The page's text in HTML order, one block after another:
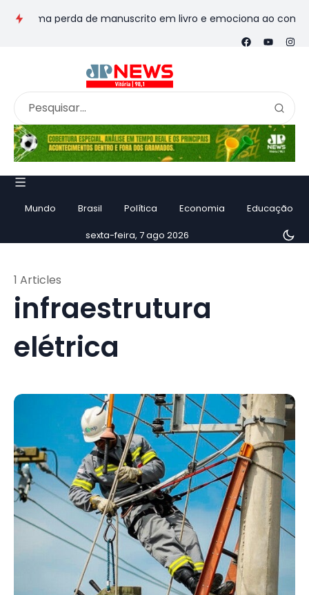
perda de manuscrito em livro e emociona ao contar
Mundo Brasil Política Economia Educação
sexta-feira, 7 ago 2026
infraestrutura
elétrica
1 Articles